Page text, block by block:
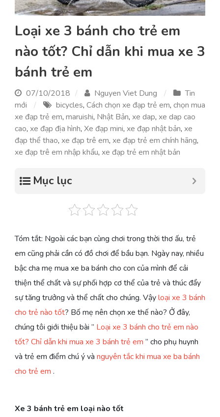
Loại xe 3 bánh cho trẻ em
nào tốt? Chỉ dẫn khi mua xe 3
bánh trẻ em
07/10/2018 Nguyen Viet Dung
Tin
mới
bicycles, Cách chọn xe đạp trẻ em, chọn mua
xe đạp trẻ em, maruishi, Nhật Bản, xe dap, xe dap cao
cao, xe đạp địa hình, Xe đạp mini, xe đạp nhật bản, xe
đạp thể thao, xe đạp trê em, xe đạp trẻ em chính hãng,
xe đạp trê em nhập khẩu, xe đạp trẻ em nhật bản
Mục lục
Tóm tắt: Ngoài các bạn cùng chơi trong thời thơ ấu, trẻ
em cũng phải cần có đồ chơi để bầu bạn. Ngày nay, nhiều
bậc cha mẹ mua xe ba bánh cho con của mình để cải
thiện thể chất và sự phối hợp cơ thể của trẻ và thúc đẩy
sự tăng trưởng và thể chất cho chúng. Vậyloại xe 3 bánh
cho trẻ nào tốt? Bố mẹ nên chọn xe thế nào? Ở đây,
chúng tôi giới thiệu bài ” Loại xe 3 bánh cho trẻ em nào
tốt? Chỉ dẫn khi mua xe 3 bánh trẻ em ” cho phụ huynh
và trẻ em điểm chú ý và nguyên tắc khi mua xe ba bánh
cho trẻ em .
Xe 3 bánh trẻ em loại nào tốt